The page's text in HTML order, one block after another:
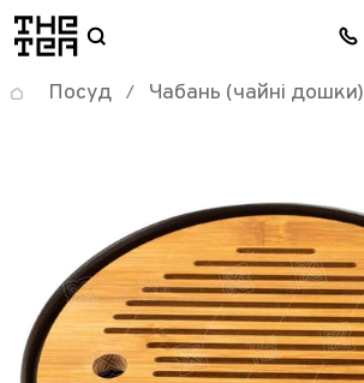
логотип
Посуд / Чабань (чайні дошки)